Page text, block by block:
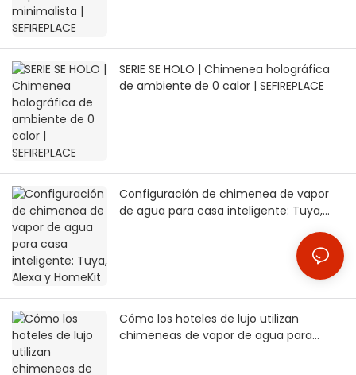
SERIE SE HOLO | Chimenea holográfica
de ambiente de 0 calor | SEFIREPLACE
Configuración de chimenea de vapor
de agua para casa inteligente: Tuya,
Cómo los hoteles de lujo utilizan
chimeneas de vapor de agua para